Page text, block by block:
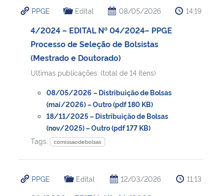
Banco Central do Brasil
PPGE Edital 08/05/2026 14:19
4/2024 – EDITAL Nº 04/2024– PPGE
Processo de Seleção de Bolsistas
(Mestrado e Doutorado)
Ultimas publicações: (total de 14 itens)
08/05/2026 – Distribuição de Bolsas
(mai/2026) – Outro (pdf 180 KB)
18/11/2025 – Distribuição de Bolsas
(nov/2025) – Outro (pdf 177 KB)
Tags:
comissaodebolsas
PPGE Edital 12/03/2026 11:13